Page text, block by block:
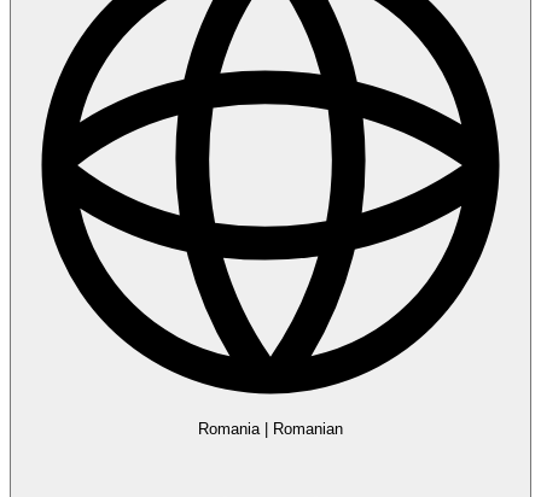
Romania | Romanian